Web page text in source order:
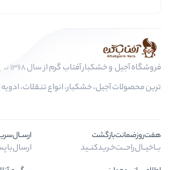
ترین محصولات آجیل، خشکبار، انواع تنقلات،
هفت‌روز‌ضمانت‌بازگشت
بــا‌خیــال‌راحـــت‌خـرید‌کنــید